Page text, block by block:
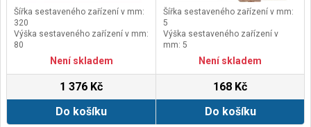
Šířka sestaveného zařízení v mm:
320
Výška sestaveného zařízení v mm:
80
Délka sestaveného zařízení v mm:
Není skladem
1 376 Kč
Do košíku
Šířka sestaveného zařízení v mm:
5
Výška sestaveného zařízení v
mm: 5
Délka sestaveného zařízení v mm:
Není skladem
168 Kč
Do košíku